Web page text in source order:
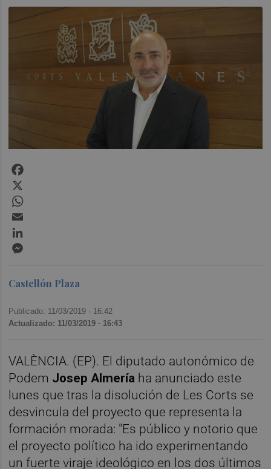
Castellón Plaza
Publicado: 11/03/2019 · 16:42
Actualizado: 11/03/2019 · 16:43
VALÈNCIA. (EP). El diputado autonómico de
Podem Josep Almería ha anunciado este
lunes que tras la disolución de Les Corts se
desvincula del proyecto que representa la
formación morada: "Es público y notorio que
el proyecto político ha ido experimentando
un fuerte viraje ideológico en los dos últimos